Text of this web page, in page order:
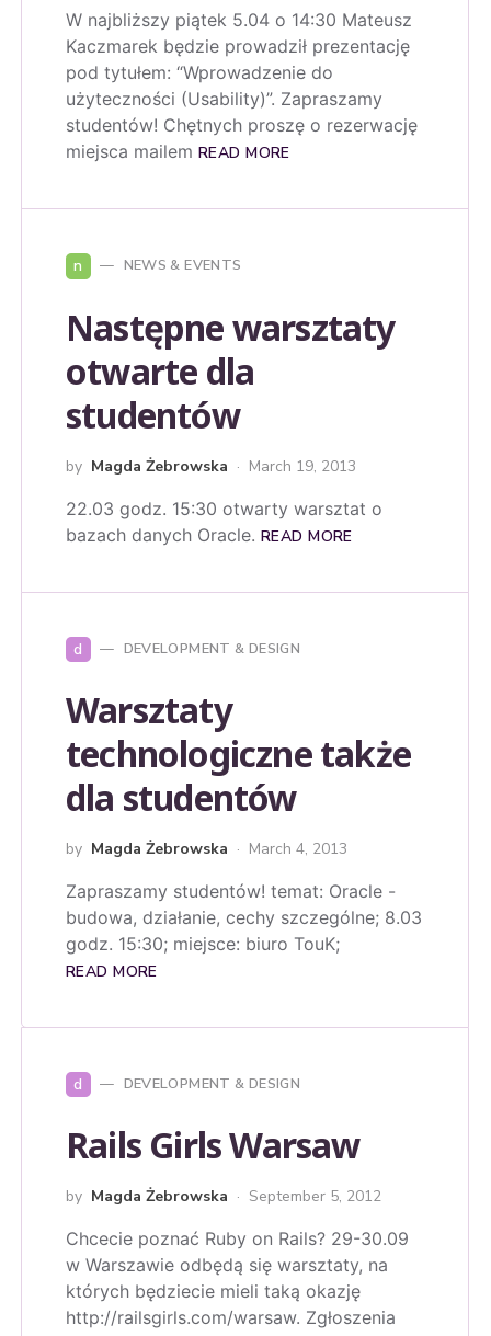
W najbliższy piątek 5.04 o 14:30 Mateusz
Kaczmarek będzie prowadził prezentację
pod tytułem: “Wprowadzenie do
użyteczności (Usability)”. Zapraszamy
studentów! Chętnych proszę o rezerwację
miejsca mailem READ MORE
n NEWS & EVENTS
Następne warsztaty
otwarte dla
studentów
by Magda Żebrowska March 19, 2013
22.03 godz. 15:30 otwarty warsztat o
bazach danych Oracle. READ MORE
d DEVELOPMENT & DESIGN
Warsztaty
technologiczne także
dla studentów
by Magda Żebrowska March 4, 2013
Zapraszamy studentów! temat: Oracle -
budowa, działanie, cechy szczególne; 8.03
godz. 15:30; miejsce: biuro TouK;
READ MORE
d DEVELOPMENT & DESIGN
Rails Girls Warsaw
by Magda Żebrowska September 5, 2012
Chcecie poznać Ruby on Rails? 29-30.09
w Warszawie odbędą się warsztaty, na
których będziecie mieli taką okazję
http://railsgirls.com/warsaw. Zgłoszenia